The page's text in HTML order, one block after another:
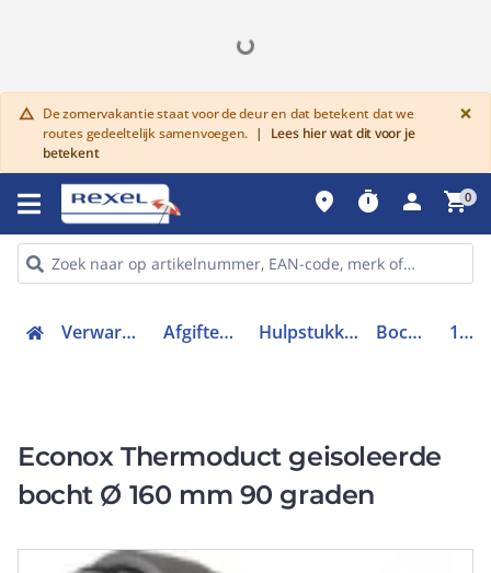
warning De zomervakantie staat voor de deur en dat betekent dat we
routes gedeeltelijk samenvoegen. |
Lees hier wat dit voor je
betekent
×
place timer person shopping_cart0
Verwarmen, Koelen en Ventileren Afgiftesysteem en appendages Hulpstukken voor rookgassen en lucht Bocht rond luchtkanaal 10100103
Econox Thermoduct geisoleerde
bocht Ø 160 mm 90 graden